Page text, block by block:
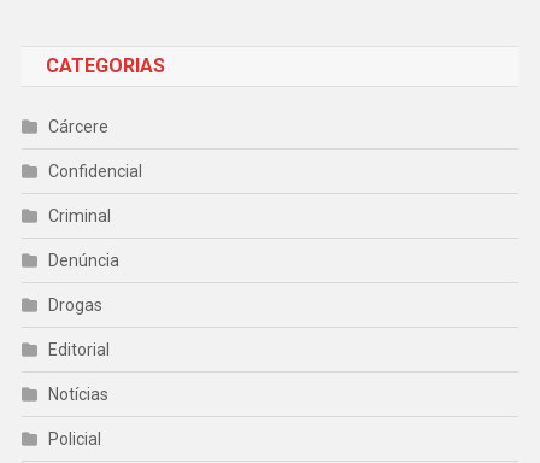
CATEGORIAS
Cárcere
Confidencial
Criminal
Denúncia
Drogas
Editorial
Notícias
Policial